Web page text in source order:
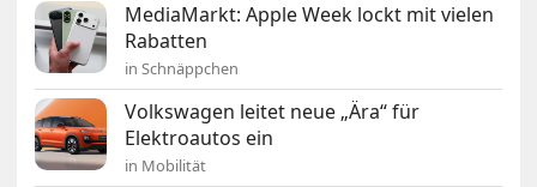
MediaMarkt: Apple Week lockt mit vielen
Rabatten
in Schnäppchen
Volkswagen leitet neue „Ära“ für
Elektroautos ein
in Mobilität